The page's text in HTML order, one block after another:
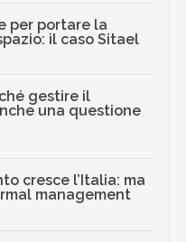
per portare la
il caso Sitael
gestire il
una questione
cresce l’Italia: ma
management